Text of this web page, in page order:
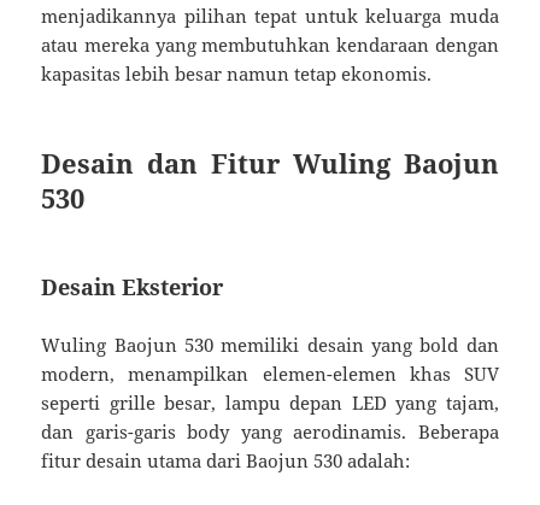
menjadikannya pilihan tepat untuk keluarga muda
atau mereka yang membutuhkan kendaraan dengan
kapasitas lebih besar namun tetap ekonomis.
Desain dan Fitur Wuling Baojun
530
Desain Eksterior
Wuling Baojun 530 memiliki desain yang bold dan
modern, menampilkan elemen-elemen khas SUV
seperti grille besar, lampu depan LED yang tajam,
dan garis-garis body yang aerodinamis. Beberapa
fitur desain utama dari Baojun 530 adalah: